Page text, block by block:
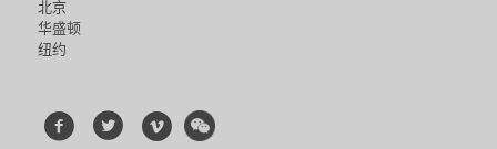
北京
华盛顿
纽约